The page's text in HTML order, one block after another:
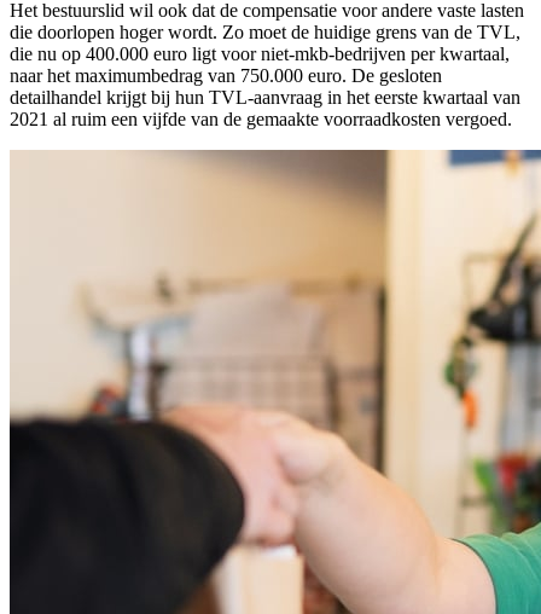
Het bestuurslid wil ook dat de compensatie voor andere vaste lasten
die doorlopen hoger wordt. Zo moet de huidige grens van de TVL,
die nu op 400.000 euro ligt voor niet-mkb-bedrijven per kwartaal,
naar het maximumbedrag van 750.000 euro. De gesloten
detailhandel krijgt bij hun TVL-aanvraag in het eerste kwartaal van
2021 al ruim een vijfde van de gemaakte voorraadkosten vergoed.